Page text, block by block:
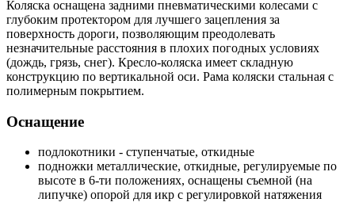
Коляска оснащена задними пневматическими колесами с
глубоким протектором для лучшего зацепления за
поверхность дороги, позволяющим преодолевать
незначительные расстояния в плохих погодных условиях
(дождь, грязь, снег). Кресло-коляска имеет складную
конструкцию по вертикальной оси. Рама коляски стальная с
полимерным покрытием.
Оснащение
подлокотники - ступенчатые, откидные
подножки металлические, откидные, регулируемые по
высоте в 6-ти положениях, оснащены съемной (на
липучке) опорой для икр с регулировкой натяжения